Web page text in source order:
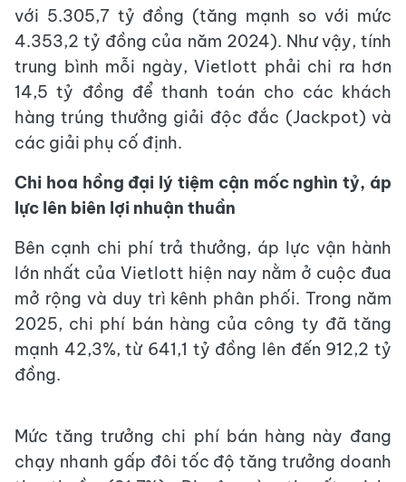
với 5.305,7 tỷ đồng (tăng mạnh so với mức
4.353,2 tỷ đồng của năm 2024). Như vậy, tính
trung bình mỗi ngày, Vietlott phải chi ra hơn
14,5 tỷ đồng để thanh toán cho các khách
hàng trúng thưởng giải độc đắc (Jackpot) và
các giải phụ cố định.
Chi hoa hồng đại lý tiệm cận mốc nghìn tỷ, áp
lực lên biên lợi nhuận thuần
Bên cạnh chi phí trả thưởng, áp lực vận hành
lớn nhất của Vietlott hiện nay nằm ở cuộc đua
mở rộng và duy trì kênh phân phối. Trong năm
2025, chi phí bán hàng của công ty đã tăng
mạnh 42,3%, từ 641,1 tỷ đồng lên đến 912,2 tỷ
đồng.
Mức tăng trưởng chi phí bán hàng này đang
chạy nhanh gấp đôi tốc độ tăng trưởng doanh